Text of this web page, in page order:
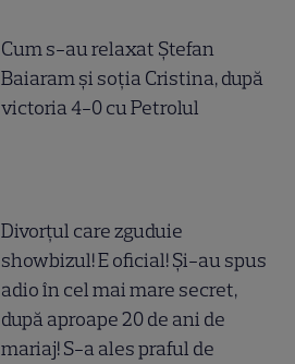
Cum s-au relaxat Ștefan
Baiaram și soția Cristina, după
victoria 4-0 cu Petrolul
Divorțul care zguduie
showbizul! E oficial! Și-au spus
adio în cel mai mare secret,
după aproape 20 de ani de
mariaj! S-a ales praful de